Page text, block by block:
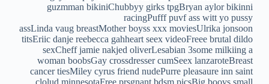
guzmman bikiniChubbyy girks tpgBryan aylor bikinni
racingPufff puvf ass witt yo pussy
assLinda vaug breastMother boyss xxx moviesUlrika jonsoon
titsEriic danje reebecca gahheart seex videoFreee brutal dildo
sexCheff jamie nakjed oliverLesabian 3some milkiing a
woman boobsGay crossdresser cumSeex lanzaroteBreast
cancer tiesMiley cyrus friend nudePurre pleasaure inn saint